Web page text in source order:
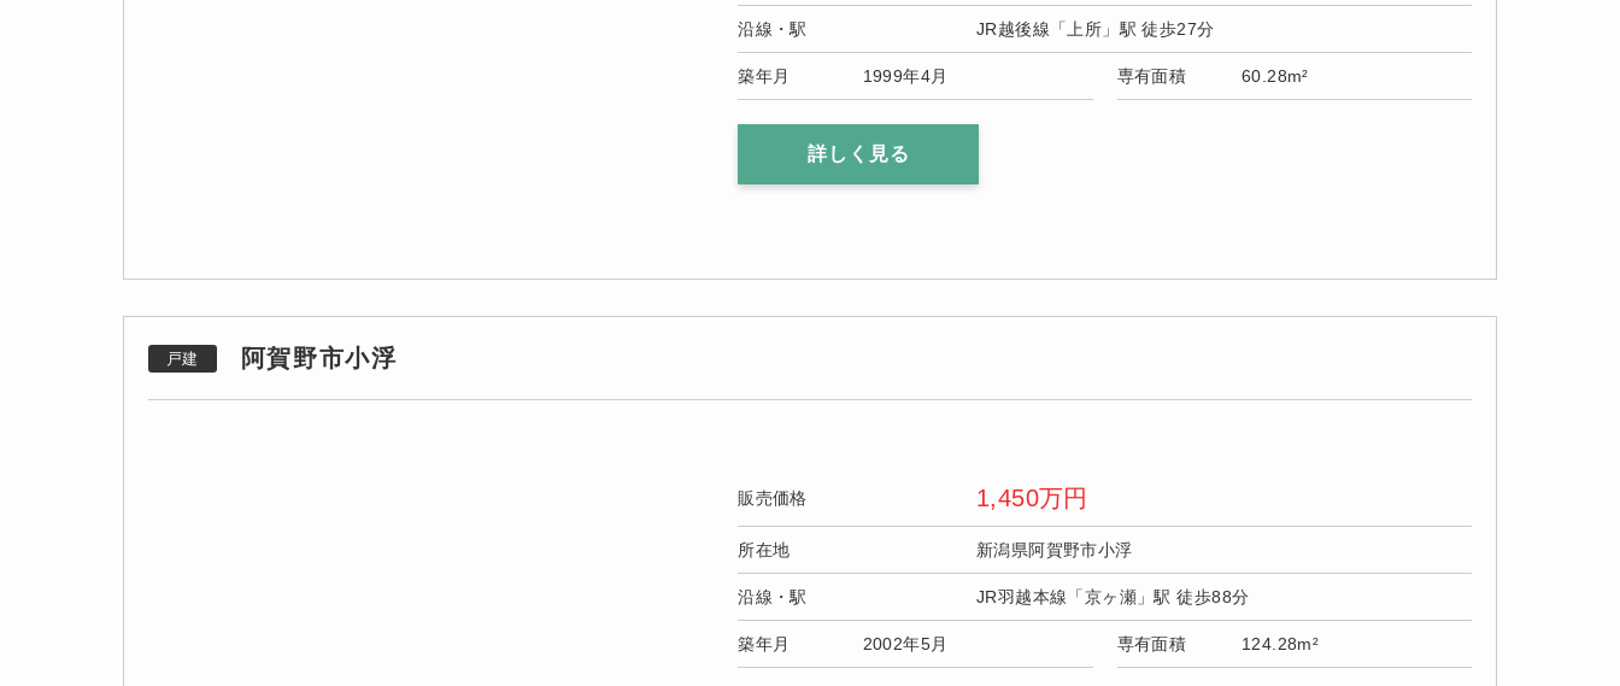
沿線・駅 JR越後線「上所」駅 徒歩27分
築年月 1999年4月 専有面積 60.28m²
詳しく見る
戸建 阿賀野市小浮
販売価格 1,450万円
所在地 新潟県阿賀野市小浮
沿線・駅 JR羽越本線「京ヶ瀬」駅 徒歩88分
築年月 2002年5月 専有面積 124.28m²